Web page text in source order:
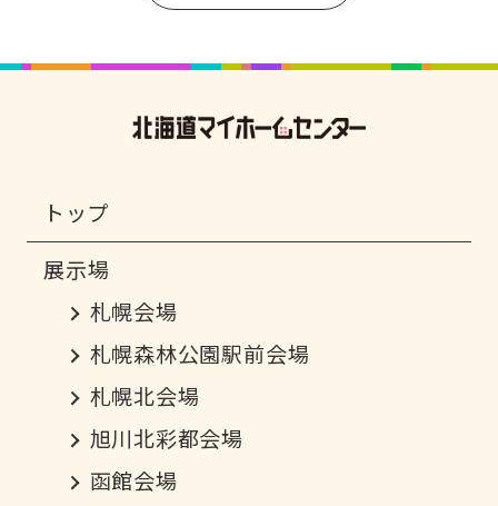
トップ
札幌会場
札幌森林公園駅前会場
札幌北会場
旭川北彩都会場
函館会場